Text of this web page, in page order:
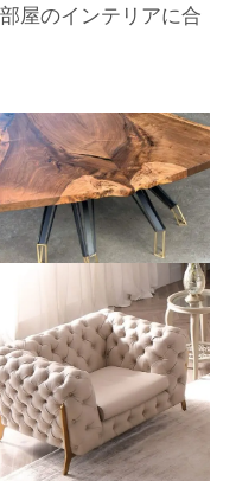
屋のインテリアに合